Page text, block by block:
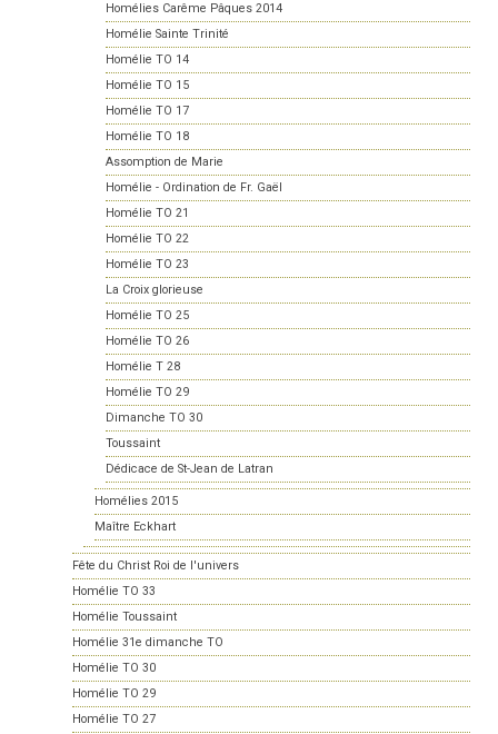
Homélies Carême Pâques 2014
Homélie Sainte Trinité
Homélie TO 14
Homélie TO 15
Homélie TO 17
Homélie TO 18
Assomption de Marie
Homélie - Ordination de Fr. Gaël
Homélie TO 21
Homélie TO 22
Homélie TO 23
La Croix glorieuse
Homélie TO 25
Homélie TO 26
Homélie T 28
Homélie TO 29
Dimanche TO 30
Toussaint
Dédicace de St-Jean de Latran
Homélies 2015
Maître Eckhart
Fête du Christ Roi de l'univers
Homélie TO 33
Homélie Toussaint
Homélie 31e dimanche TO
Homélie TO 30
Homélie TO 29
Homélie TO 27